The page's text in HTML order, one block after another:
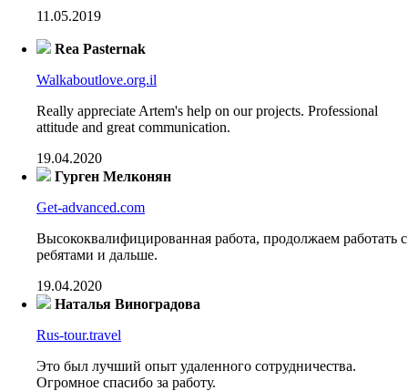
11.05.2019
Rea Pasternak
Walkaboutlove.org.il
Really appreciate Artem's help on our projects. Professional
attitude and great communication.
19.04.2020
Гурген Мелконян
Get-advanced.com
Высококвалифицированная работа, продолжаем работать с
ребятами и дальше.
19.04.2020
Наталья Виноградова
Rus-tour.travel
Это был лучший опыт удаленного сотрудничества.
Огромное спасибо за работу.